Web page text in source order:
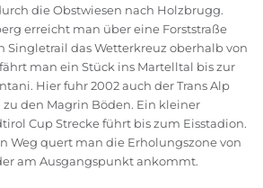
die Obstwiesen nach Holzbrugg.
erreicht man über eine Forststraße
Singletrail das Wetterkreuz oberhalb von
man ein Stück ins Martelltal bis zur
Hier fuhr 2002 auch der Trans Alp
den Magrin Böden. Ein kleiner
Cup Strecke führt bis zum Eisstadion.
Weg quert man die Erholungszone von
am Ausgangspunkt ankommt.